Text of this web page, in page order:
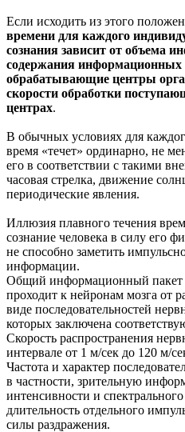
Если исходить из этого
времени для каждого
сознания зависит от объема
содержания информационных
обрабатывающие центры
скорости обработки
центрах.
В обычных условиях для
время «течет» ординарно, не
его в соответствии с такими
часовая стрелка, движение
периодические явления.
Иллюзия плавного течения
сознание человека в силу его
не способно заметить
информации.
Общий информационный пакет
проходит к нейронам мозга от
виде последовательностей
которых заключена
Скорость распространения
интервале от 1 м/сек до 120 м/
Частота и характер
в частности, зрительную
интенсивности и
длительность отдельного
силы раздражения.